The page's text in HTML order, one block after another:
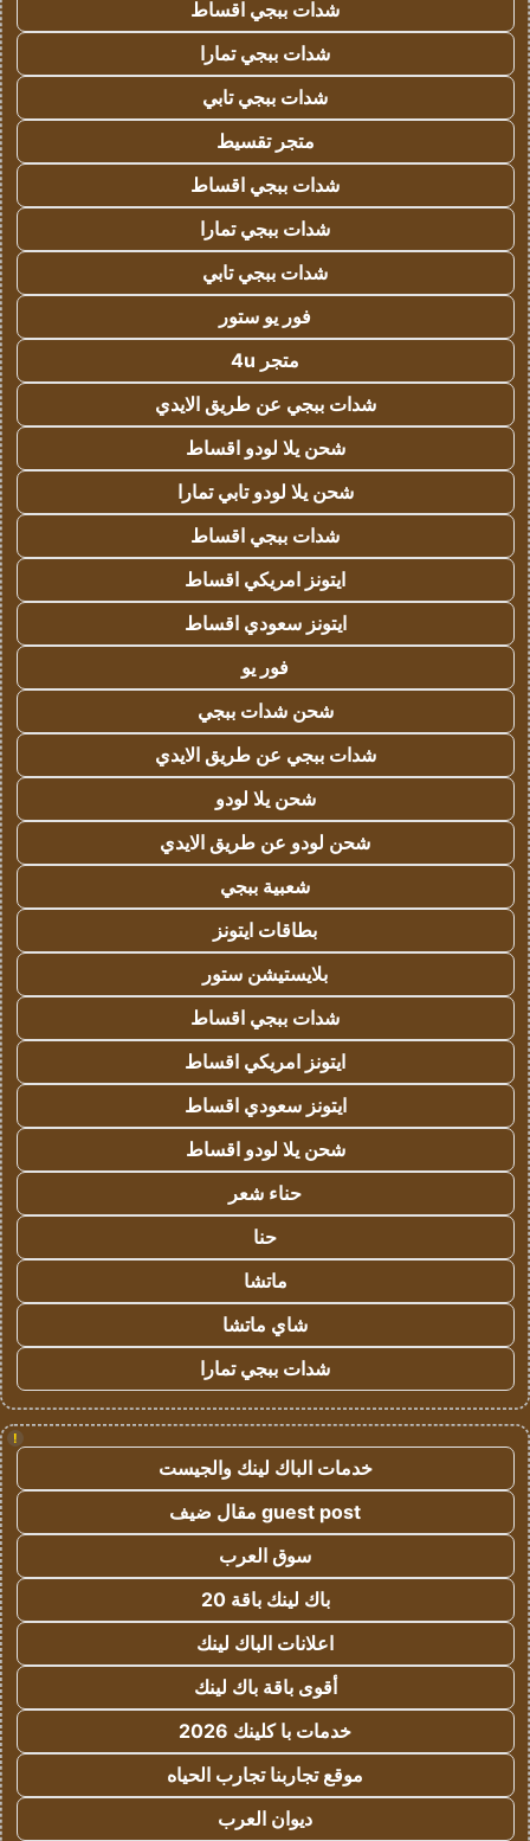
شدات ببجي اقساط
شدات ببجي تمارا
شدات ببجي تابي
متجر تقسيط
شدات ببجي اقساط
شدات ببجي تمارا
شدات ببجي تابي
فور يو ستور
متجر 4u
شدات ببجي عن طريق الايدي
شحن يلا لودو اقساط
شحن يلا لودو تابي تمارا
شدات ببجي اقساط
ايتونز امريكي اقساط
ايتونز سعودي اقساط
فور يو
شحن شدات ببجي
شدات ببجي عن طريق الايدي
شحن يلا لودو
شحن لودو عن طريق الايدي
شعبية ببجي
بطاقات ايتونز
بلايستيشن ستور
شدات ببجي اقساط
ايتونز امريكي اقساط
ايتونز سعودي اقساط
شحن يلا لودو اقساط
حناء شعر
حنا
ماتشا
شاي ماتشا
شدات ببجي تمارا
!
خدمات الباك لينك والجيست
guest post مقال ضيف
سوق العرب
باك لينك باقة 20
اعلانات الباك لينك
أقوى باقة باك لينك
خدمات با كلينك 2026
موقع تجاربنا تجارب الحياه
ديوان العرب